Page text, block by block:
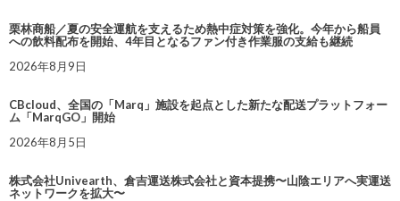
栗林商船／夏の安全運航を支えるため熱中症対策を強化。今年から船員
への飲料配布を開始、4年目となるファン付き作業服の支給も継続
2026年8月9日
CBcloud、全国の「Marq」施設を起点とした新たな配送プラットフォー
ム「MarqGO」開始
2026年8月5日
株式会社Univearth、倉吉運送株式会社と資本提携〜山陰エリアへ実運送
ネットワークを拡大〜